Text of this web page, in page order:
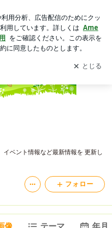
更新通知
を受け取りまし
開く
ベント情報など最新情報を 更新し
フォロー
像 テーマ 年月